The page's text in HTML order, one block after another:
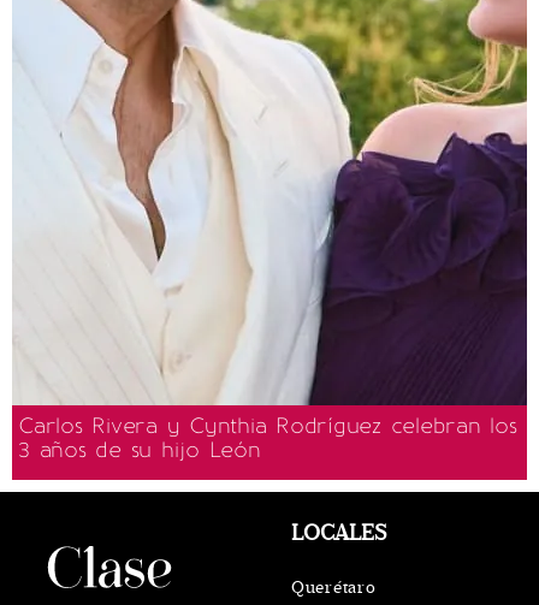
Carlos Rivera y Cynthia Rodríguez celebran los
3 años de su hijo León
LOCALES
Querétaro